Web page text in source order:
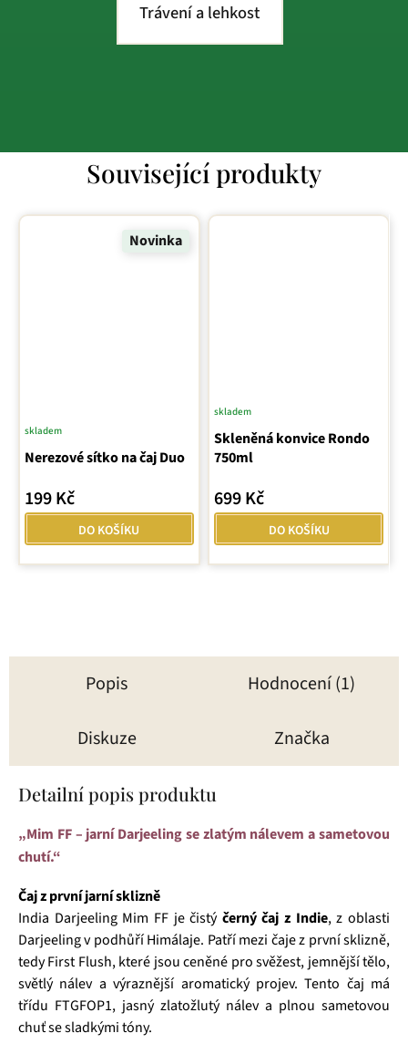
Trávení a lehkost
Související produkty
Novinka
Nerezové sítko na čaj Duo
skladem
199 Kč
DO KOŠÍKU
Skleněná konvice Rondo
750ml
skladem
699 Kč
DO KOŠÍKU
Popis Hodnocení (1)
Diskuze Značka
Detailní popis produktu
„Mim FF – jarní Darjeeling se zlatým nálevem a sametovou
chutí.“
Čaj z první jarní sklizně
India Darjeeling Mim FF je čistý černý čaj z Indie, z oblasti
Darjeeling v podhůří Himálaje. Patří mezi čaje z první sklizně,
tedy First Flush, které jsou ceněné pro svěžest, jemnější tělo,
světlý nálev a výraznější aromatický projev. Tento čaj má
třídu FTGFOP1, jasný zlatožlutý nálev a plnou sametovou
chuť se sladkými tóny.